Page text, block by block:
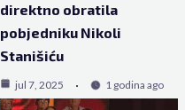
direktno obratila
pobjedniku Nikoli
Stanišiću
jul 7, 2025 1 godina ago